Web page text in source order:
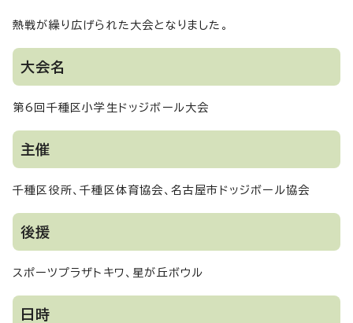
熱戦が繰り広げられた大会となりました。
大会名
第6回千種区小学生ドッジボール大会
主催
千種区役所、千種区体育協会、名古屋市ドッジボール協会
後援
スポーツプラザトキワ、星が丘ボウル
日時